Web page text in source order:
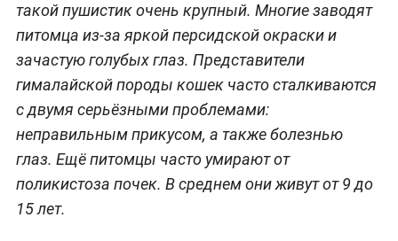
такой пушистик очень крупный. Многие заводят
питомца из-за яркой персидской окраски и
зачастую голубых глаз. Представители
гималайской породы кошек часто сталкиваются
с двумя серьёзными проблемами:
неправильным прикусом, а также болезнью
глаз. Ещё питомцы часто умирают от
поликистоза почек. В среднем они живут от 9 до
15 лет.